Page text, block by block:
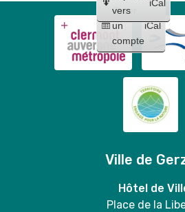
Créer
un
compte
iCal
vers
iCal
Ville de
Hôtel de
Place de la